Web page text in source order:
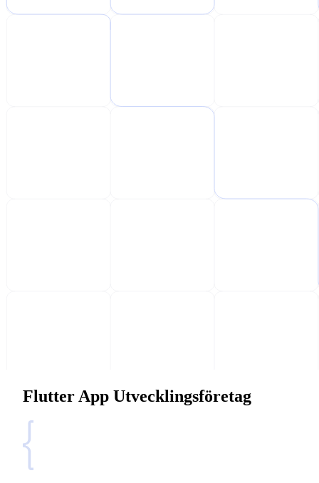
Flutter App Utvecklingsföretag